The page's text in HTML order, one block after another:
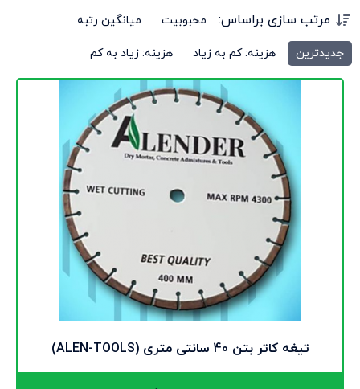
مرتب سازی براساس: محبوبیت میانگین رتبه
جدیدترین هزینه: کم به زیاد هزینه: زیاد به کم
تیغه کاتر بتن 40 سانتی متری (ALEN-TOOLS)